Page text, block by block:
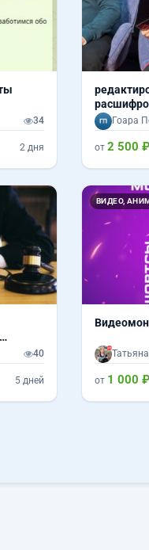
34
2 дня
начитка
Гоара
от 2 500 ₽
40
5 дней
ВИДЕО,
от 1 000 ₽